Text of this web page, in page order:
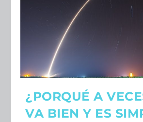
¿PORQUÉ A
VA BIEN Y ES